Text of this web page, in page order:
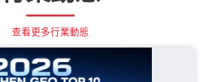
查看更多行業動態